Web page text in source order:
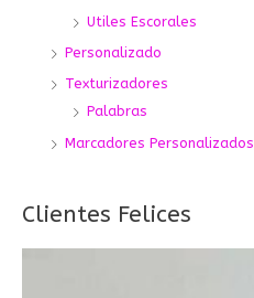
Utiles Escorales
Personalizado
Texturizadores
Palabras
Marcadores Personalizados
Clientes Felices